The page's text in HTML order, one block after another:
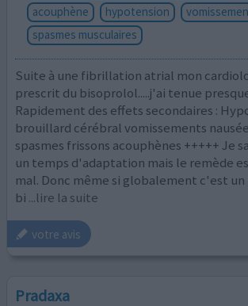
acouphène
hypotension
spasmes musculaires
Suite à une fibrillation atrial mon
prescrit du bisoprolol.....j'ai tenue
Rapidement des effets secondaires :
brouillard cérébral vomissements
spasmes frissons acouphènes +++++ Je
un temps d'adaptation mais le remède
mal. Donc même si globalement c'est
bi ...lire la suite
votre avis
Pradaxa